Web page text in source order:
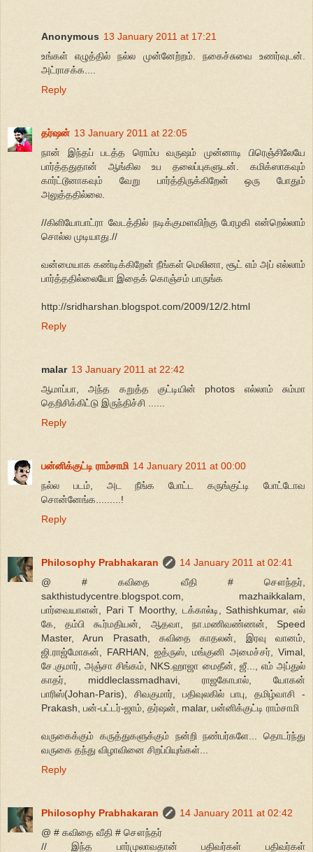
Anonymous 13 January 2011 at 17:21
உங்கள் எழுத்தில் நல்ல முன்னேற்றம். நகைச்சுவை உணர்வுடன்.
அட்ராசக்க....
Reply
தர்ஷன் 13 January 2011 at 22:05
நான் இந்தப் படத்த ரொம்ப வருஷம் முன்னாடி பிரெஞ்சிலேயே
பார்த்ததுதான் ஆங்கில உப தலைப்புகளுடன். கமிக்ஸாகவும்
கார்ட்டூனாகவும் வேறு பார்த்திருக்கிறேன் ஒரு போதும்
அலுத்ததில்லை.
//கிளியோபாட்ரா வேடத்தில் நடிக்குமளவிற்கு பேரழகி என்றெல்லாம்
சொல்ல முடியாது.//
வன்மையாக கண்டிக்கிறேன் நீங்கள் மெலினா, சூட் எம் அப் எல்லாம்
பார்த்ததில்லையோ இதைக் கொஞ்சம் பாருங்க
http://sridharshan.blogspot.com/2009/12/2.html
Reply
malar 13 January 2011 at 22:42
ஆமாப்பா, அந்த கறுத்த குட்டியின் photos எல்லாம் சும்மா
தெறிசிக்கிட்டு இருந்திச்சி ......
Reply
பன்னிக்குட்டி ராம்சாமி 14 January 2011 at 00:00
நல்ல படம், அட நீங்க போட்ட கருங்குட்டி போட்டோவ
சொன்னேங்க.........!
Reply
Philosophy Prabhakaran
14 January 2011 at 02:41
@ # கவிதை வீதி # சௌந்தர்,
sakthistudycentre.blogspot.com, mazhaikkalam,
பார்வையாளன், Pari T Moorthy, டக்கால்டி, Sathishkumar, எல்
கே, தம்பி கூர்மதியன், ஆதவா, நா.மணிவண்ணன், Speed
Master, Arun Prasath, கவிதை காதலன், இரவு வானம்,
ஜி.ராஜ்மோகன், FARHAN, ஐத்ருஸ், மங்குனி அமைச்சர், Vimal,
சே.குமார், அஞ்சா சிங்கம், NKS.ஹாஜா மைதீன், ஜீ..., எம் அப்துல்
காதர், middleclassmadhavi, ராஜகோபால், யோகன்
பாரிஸ்(Johan-Paris), சிவகுமார், பதிவுலகில் பாபு, தமிழ்வாசி -
Prakash, பன்-பட்டர்-ஜாம், தர்ஷன், malar, பன்னிக்குட்டி ராம்சாமி
வருகைக்கும் கருத்துகளுக்கும் நன்றி நண்பர்களே... தொடர்ந்து
வருகை தந்து விழாவினை சிறப்பியுங்கள்...
Reply
Philosophy Prabhakaran
14 January 2011 at 02:42
@ # கவிதை வீதி # சௌந்தர்
// இந்த பார்முலாவதான் பதிவர்கள் பதிவர்கள்